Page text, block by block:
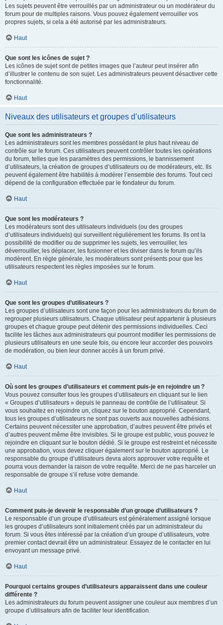
Les sujets peuvent être verrouillés par un administrateur ou un modérateur du
forum pour de multiples raisons. Vous pouvez également verrouiller vos
propres sujets, si cela a été autorisé par les administrateurs.
Haut
Que sont les icônes de sujet ?
Les icônes de sujet sont de petites images que l’auteur peut insérer afin
d’illustrer le contenu de son sujet. Les administrateurs peuvent désactiver cette
fonctionnalité.
Haut
Niveaux des utilisateurs et groupes d’utilisateurs
Que sont les administrateurs ?
Les administrateurs sont les membres possédant le plus haut niveau de
contrôle sur le forum. Ces utilisateurs peuvent contrôler toutes les opérations
du forum, telles que les paramètres des permissions, le bannissement
d’utilisateurs, la création de groupes d’utilisateurs ou de modérateurs, etc. Ils
peuvent également être habilités à modérer l’ensemble des forums. Tout ceci
dépend de la configuration effectuée par le fondateur du forum.
Haut
Que sont les modérateurs ?
Les modérateurs sont des utilisateurs individuels (ou des groupes
d’utilisateurs individuels) qui surveillent régulièrement les forums. Ils ont la
possibilité de modifier ou de supprimer les sujets, les verrouiller, les
déverrouiller, les déplacer, les fusionner et les diviser dans le forum qu’ils
modèrent. En règle générale, les modérateurs sont présents pour que les
utilisateurs respectent les règles imposées sur le forum.
Haut
Que sont les groupes d’utilisateurs ?
Les groupes d’utilisateurs sont une façon pour les administrateurs du forum de
regrouper plusieurs utilisateurs. Chaque utilisateur peut appartenir à plusieurs
groupes et chaque groupe peut détenir des permissions individuelles. Ceci
facilite les tâches aux administrateurs qui pourront modifier les permissions de
plusieurs utilisateurs en une seule fois, ou encore leur accorder des pouvoirs
de modération, ou bien leur donner accès à un forum privé.
Haut
Où sont les groupes d’utilisateurs et comment puis-je en rejoindre un ?
Vous pouvez consulter tous les groupes d’utilisateurs en cliquant sur le lien
« Groupes d’utilisateurs » depuis le panneau de contrôle de l’utilisateur. Si
vous souhaitez en rejoindre un, cliquez sur le bouton approprié. Cependant,
tous les groupes d’utilisateurs ne sont pas ouverts aux nouvelles adhésions.
Certains peuvent nécessiter une approbation, d’autres peuvent être privés et
d’autres peuvent même être invisibles. Si le groupe est public, vous pouvez le
rejoindre en cliquant sur le bouton dédié. Si le groupe est restreint et nécessite
une approbation, vous devez cliquer également sur le bouton approprié. Le
responsable du groupe d’utilisateurs devra alors approuver votre requête et
pourra vous demander la raison de votre requête. Merci de ne pas harceler un
responsable de groupe s’il refuse votre demande.
Haut
Comment puis-je devenir le responsable d’un groupe d’utilisateurs ?
Le responsable d’un groupe d’utilisateurs est généralement assigné lorsque
les groupes d’utilisateurs sont initialement créés par un administrateur du
forum. Si vous êtes intéressé par la création d’un groupe d’utilisateurs, votre
premier contact devrait être un administrateur. Essayez de le contacter en lui
envoyant un message privé.
Haut
Pourquoi certains groupes d’utilisateurs apparaissent dans une couleur
différente ?
Les administrateurs du forum peuvent assigner une couleur aux membres d’un
groupe d’utilisateurs afin de faciliter leur identification.